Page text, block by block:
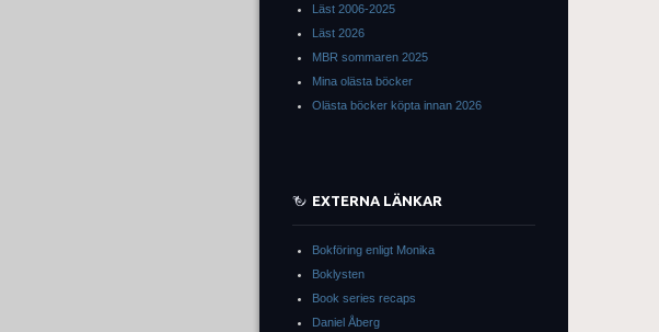
Läst 2006-2025
Läst 2026
MBR sommaren 2025
Mina olästa böcker
Olästa böcker köpta innan 2026
EXTERNA LÄNKAR
Bokföring enligt Monika
Boklysten
Book series recaps
Daniel Åberg